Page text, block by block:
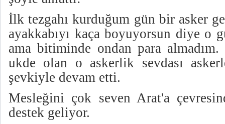
İlk tezgahı kurduğum gün bir asker
ayakkabıyı kaça boyuyorsun diye o
ama bitiminde ondan para
ukde olan o askerlik sevdası
şevkiyle devam etti.
Mesleğini çok seven Arat'a
destek geliyor.